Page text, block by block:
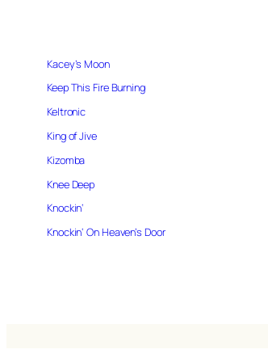
Kacey’s Moon
Keep This Fire Burning
Keltronic
King of Jive
Kizomba
Knee Deep
Knockin‘
Knockin‘ On Heaven’s Door